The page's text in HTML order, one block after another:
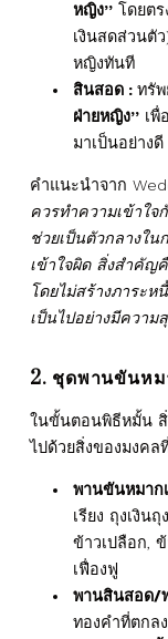
หญิง” โดยตร
เงินสดส่วนตั
หญิงทันที
สินสอด :ทรั
ฝ่ายหญิง” เพื่
มาเป็นอย่างดี
คำแนะนำจาก
ควรทำความเข้าใจ
ช่วยเป็นตัวกลางใ
เข้าใจผิด สิ่งสำคัญ
โดยไม่สร้างภาระ
เป็นไปอย่างมีความ
2. ชุดพานขันห
ในขั้นตอนพิธีหมั้น
ไปด้วยสิ่งของมงคล
พานขันหมาก
เรียง ถุงเงิน
ข้าวเปลือก,
เฟื่องฟู
พานสินสอด/
ทองคำที่ตกล